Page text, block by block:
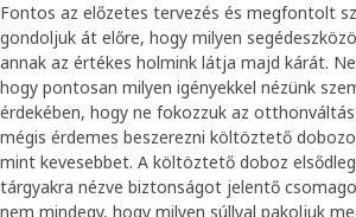
Fontos az előzetes tervezés és megfontolt
gondoljuk át előre, hogy milyen
annak az értékes holmink látja majd kárát.
hogy pontosan milyen igényekkel nézünk
érdekében, hogy ne fokozzuk az
mégis érdemes beszerezni költöztető
mint kevesebbet. A költöztető doboz
tárgyakra nézve biztonságot jelentő
nem mindegy, hogy milyen súllyal pakoljuk